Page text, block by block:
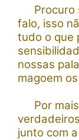
Procuro
falo, isso
tudo o que
nossas
magoem
Por
junto com